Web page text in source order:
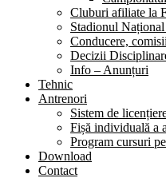
Cluburi afiliate la
Stadionul
Conducere,
Decizii
Info – Anunțuri
Tehnic
Antrenori
Sistem de
Fișă individuală a
Program cursuri
Download
Contact